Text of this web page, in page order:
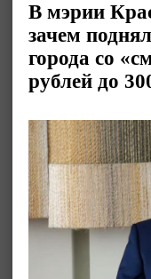
В мэрии
зачем
города со
рублей до